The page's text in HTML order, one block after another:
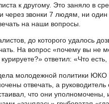
к другому. Это заняло в
звонки 7 людям, ни один
на наши вопросы.
до которого удалось
На вопрос «почему вы не
» ответил: «Что
молодежной политики ЮКО
отвечать, а руководитель
что они уполномочены,